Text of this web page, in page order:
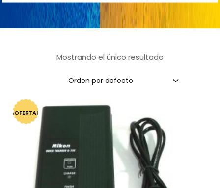
Mostrando el único resultado
Orden por defecto
¡OFERTA!